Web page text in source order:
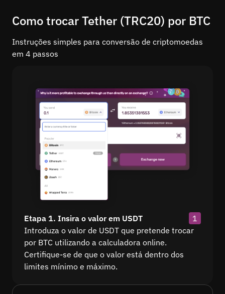
Como trocar Tether (TRC20) por BTC
Instruções simples para conversão de criptomoedas
em 4 passos
Etapa 1. Insira o valor em USDT
1
Introduza o valor de USDT que pretende trocar
por BTC utilizando a calculadora online.
Certifique-se de que o valor está dentro dos
limites mínimo e máximo.